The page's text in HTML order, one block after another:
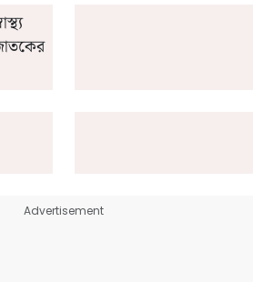
Advertisement